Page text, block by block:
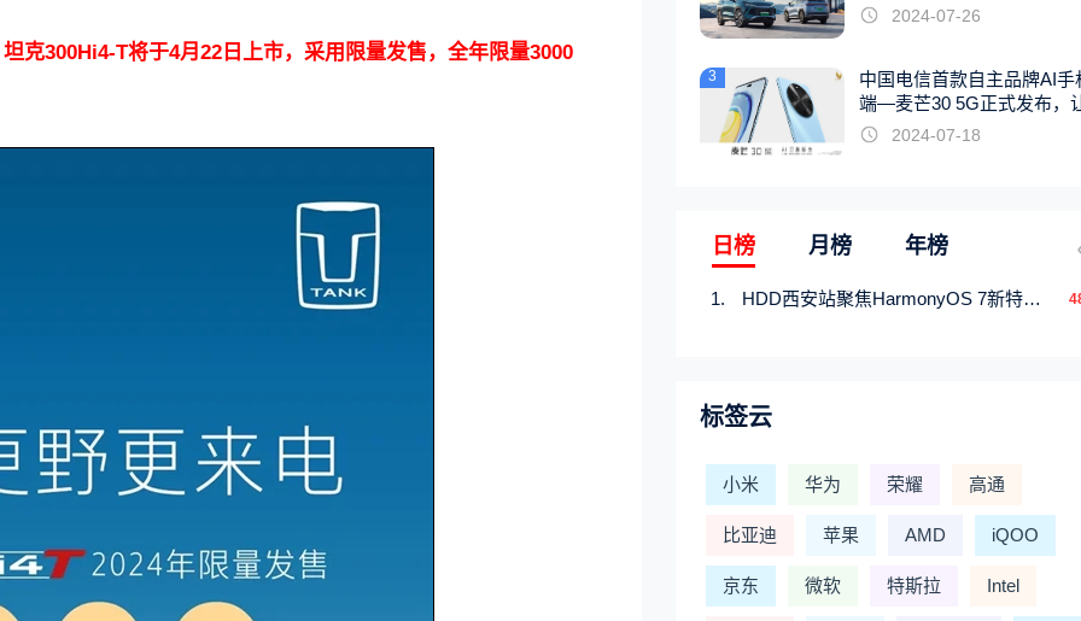
坦克300Hi4-T将于4月22日上市，采用限量发售，全年限量3000
起
2024-07-26
3
中国电信首款自主品牌AI手
端—麦芒30 5G正式发布，
触手可及2024-07-18
日榜 月榜 年榜
HDD西安站聚焦HarmonyOS 7新特性，解锁从互联到智能的应用开发新范式
标签云
小米 华为 荣耀 高通
比亚迪 苹果 AMD iQOO
京东 微软 特斯拉 Intel